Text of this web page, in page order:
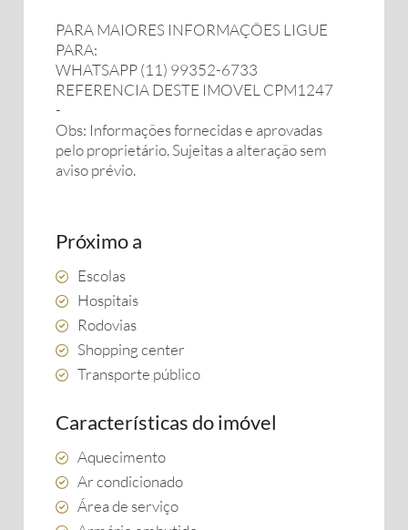
PARA MAIORES INFORMAÇÕES LIGUE
PARA:
WHATSAPP (11) 99352-6733
REFERENCIA DESTE IMOVEL CPM1247
-
Obs: Informações fornecidas e aprovadas
pelo proprietário. Sujeitas a alteração sem
aviso prévio.
Próximo a
Escolas
Hospitais
Rodovias
Shopping center
Transporte público
Características do imóvel
Aquecimento
Ar condicionado
Área de serviço